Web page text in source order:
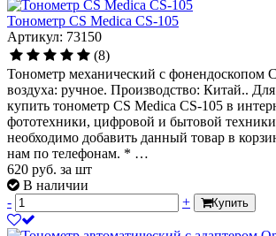
Тонометр CS Medica CS-105
Артикул: 73150
(8)
Тонометр механический с фонендоскопом
воздуха: ручное. Производство: Китай..
купить тонометр CS Medica CS-105 в
фототехники, цифровой и бытовой
необходимо добавить данный товар в
нам по телефонам. * …
620 руб. за шт
В наличии
-
+ Купить